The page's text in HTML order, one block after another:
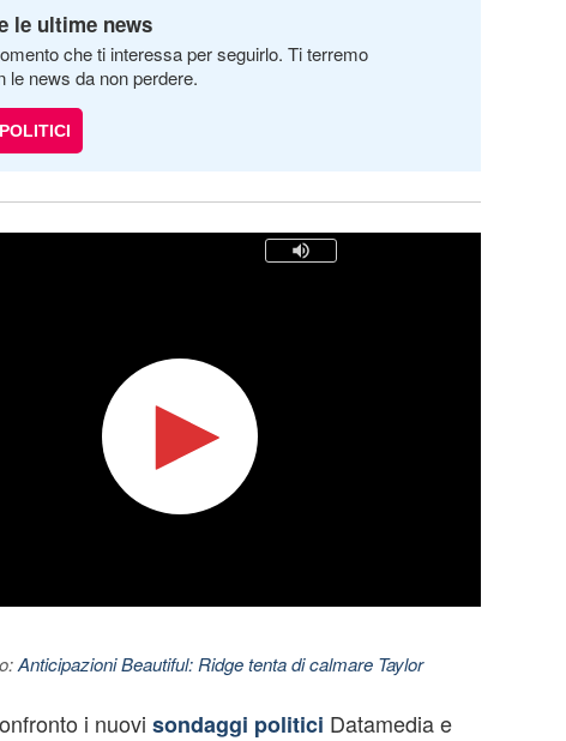
le ultime news
che ti interessa per seguirlo. Ti terremo
le news da non perdere.
Anticipazioni Beautiful: Ridge tenta di calmare Taylor
i nuovi sondaggi politici Datamedia e